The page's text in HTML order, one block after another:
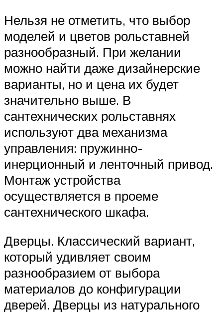
Нельзя не отметить, что выбор
моделей и цветов рольставней
разнообразный. При желании
можно найти даже дизайнерские
варианты, но и цена их будет
значительно выше. В
сантехнических рольставнях
используют два механизма
управления: пружинно-
инерционный и ленточный привод.
Монтаж устройства
осуществляется в проеме
сантехнического шкафа.
Дверцы. Классический вариант,
который удивляет своим
разнообразием от выбора
материалов до конфигурации
дверей. Дверцы из натурального